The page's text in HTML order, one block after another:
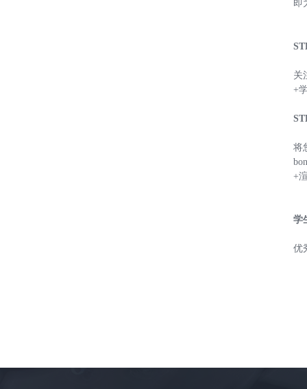
即
关
+
将
+
学
优